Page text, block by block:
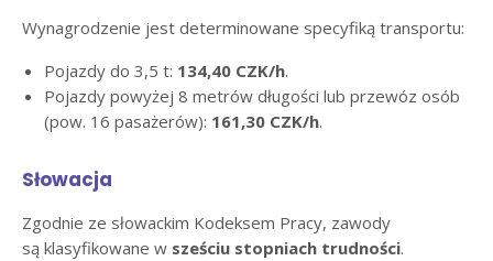
Wynagrodzenie jest determinowane specyfiką transportu:
Pojazdy do 3,5 t: 134,40 CZK/h.
Pojazdy powyżej 8 metrów długości lub przewóz osób
(pow. 16 pasażerów): 161,30 CZK/h.
Słowacja
Zgodnie ze słowackim Kodeksem Pracy, zawody
są klasyfikowane w sześciu stopniach trudności.